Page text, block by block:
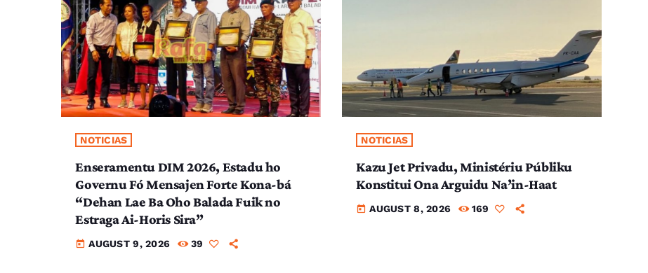
NOTICIAS
Enseramentu DIM 2026, Estadu ho
Governu Fó Mensajen Forte Kona-bá
“Dehan Lae Ba Oho Balada Fuik no
Estraga Ai-Horis Sira”
today AUGUST 9, 2026 39
NOTICIAS
Kazu Jet Privadu, Ministériu Públiku
Konstitui Ona Arguidu Na’in-Haat
today AUGUST 8, 2026 169